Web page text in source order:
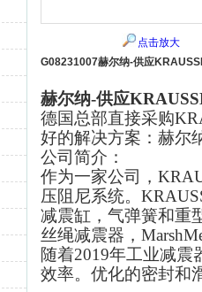
点击放大
G08231007赫尔纳-供应
赫尔纳-供应
德国总部直接采购
好的解决方案：赫尔
公司简介：
作为一家公司，
压阻尼系统。
减震缸，气弹簧和重
丝绳减震器，
随着2019年工业减
效率。优化的密封和